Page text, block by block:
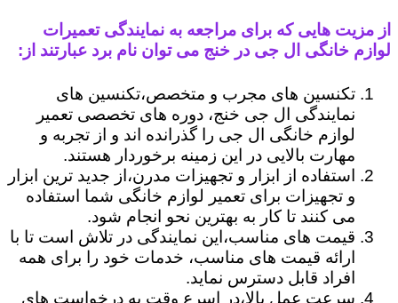
از مزیت هایی که برای مراجعه به نمایندگی تعمیرات
لوازم خانگی ال جی در خنج می توان نام برد عبارتند از:
تکنسین های مجرب و متخصص،تکنسین های
نمایندگی ال جی خنج، دوره های تخصصی تعمیر
لوازم خانگی ال جی را گذرانده اند و از تجربه و
مهارت بالایی در این زمینه برخوردار هستند.
استفاده از ابزار و تجهیزات مدرن،از جدید ترین ابزار
و تجهیزات برای تعمیر لوازم خانگی شما استفاده
می کنند تا کار به بهترین نحو انجام شود.
قیمت های مناسب،این نمایندگی در تلاش است تا با
ارائه قیمت های مناسب، خدمات خود را برای همه
افراد قابل دسترس نماید.
سرعت عمل بالا،در اسرع وقت به درخواست های